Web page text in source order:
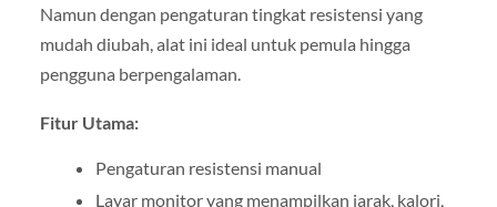
Namun dengan pengaturan tingkat resistensi yang
mudah diubah, alat ini ideal untuk pemula hingga
pengguna berpengalaman.
Fitur Utama:
Pengaturan resistensi manual
Layar monitor yang menampilkan jarak, kalori,